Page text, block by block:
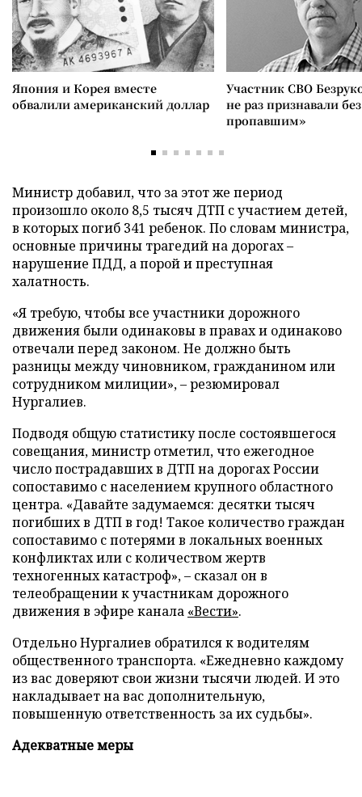
Япония и Корея вместе
обвалили американский доллар
Участник СВО
не раз признавали
пропавшим»
Министр добавил, что за этот же период
произошло около 8,5 тысяч ДТП с участием детей,
в которых погиб 341 ребенок. По словам министра,
основные причины трагедий на дорогах –
нарушение ПДД, а порой и преступная
халатность.
«Я требую, чтобы все участники дорожного
движения были одинаковы в правах и одинаково
отвечали перед законом. Не должно быть
разницы между чиновником, гражданином или
сотрудником милиции», – резюмировал
Нургалиев.
Подводя общую статистику после состоявшегося
совещания, министр отметил, что ежегодное
число пострадавших в ДТП на дорогах России
сопоставимо с населением крупного областного
центра. «Давайте задумаемся: десятки тысяч
погибших в ДТП в год! Такое количество граждан
сопоставимо с потерями в локальных военных
конфликтах или с количеством жертв
техногенных катастроф», – сказал он в
телеобращении к участникам дорожного
движения в эфире канала «Вести».
Отдельно Нургалиев обратился к водителям
общественного транспорта. «Ежедневно каждому
из вас доверяют свои жизни тысячи людей. И это
накладывает на вас дополнительную,
повышенную ответственность за их судьбы».
Адекватные меры